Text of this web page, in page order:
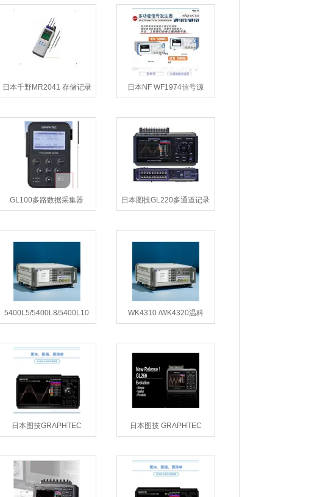
日本千野MR2041 存储记录
仪
日本NF WF1974信号源
GL100多路数据采集器
日本图技GL220多通道记录
仪
5400L5/5400L8/5400L10
温科 WK5400L 专用大电流
WK4310 /WK4320温科
WK4300 LCR测试仪
日本图技GRAPHTEC
GL860A多通道温度记录仪
日本图技 GRAPHTEC
GL260A-CN温度记录仪